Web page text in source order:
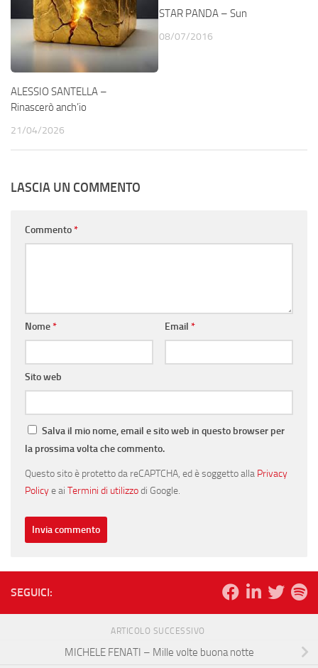
ALESSIO SANTELLA –
Rinascerò anch’io
21/04/2026
STAR PANDA – Sun
08/07/2016
LASCIA UN COMMENTO
Commento*
Nome* Email *
Sito web
Salva il mio nome, email e sito web in questo browser per
la prossima volta che commento.
Questo sito è protetto da reCAPTCHA, ed è soggetto alla Privacy
Policye ai Termini di utilizzodi Google.
SEGUICI:
ARTICOLO SUCCESSIVO
MICHELE FENATI – Mille volte buona notte